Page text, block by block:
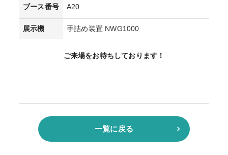
ブース番号 A20
展示機 手詰め装置 NWG1000
ご来場をお待ちしております！
一覧に戻る